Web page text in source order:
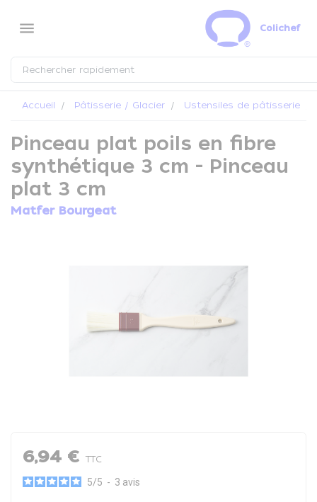
menu Colichef
Accueil Pâtisserie / Glacier Ustensiles de pâtisserie
Pinceau plat poils en fibre
synthétique 3 cm - Pinceau
plat 3 cm
Matfer Bourgeat
6,94 € TTC
5/5 - 3 avis